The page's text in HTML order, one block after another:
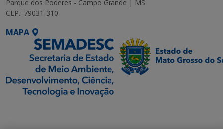
Parque dos Poderes - Campo Grande | MS
CEP.: 79031-310
MAPA